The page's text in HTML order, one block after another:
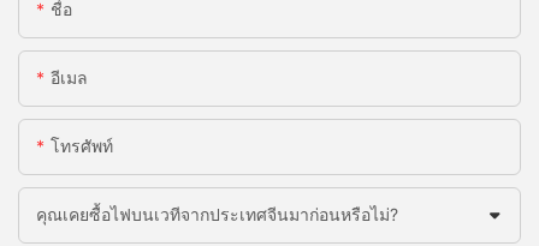
ชื่อ
อีเมล
โทรศัพท์
คุณเคยซื้อไฟบนเวทีจากประเทศจีนมาก่อนหรือไม่?